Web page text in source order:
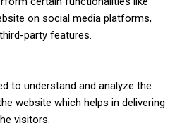
on social media platforms,
party features.
to understand and analyze the
website which helps in delivering
visitors.